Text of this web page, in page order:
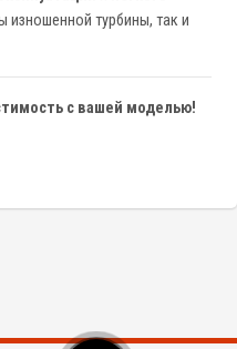
изношенной турбины, так и
с вашей моделью!